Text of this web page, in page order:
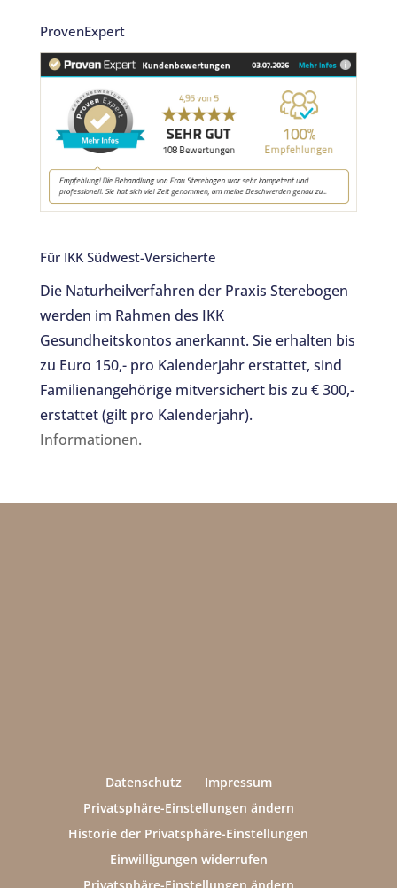
c
e
b
o
o
k
it
te
r
ProvenExpert
Für IKK Südwest-Versicherte
Die Naturheilverfahren der Praxis Sterebogen
werden im Rahmen des IKK
Gesundheitskontos anerkannt. Sie erhalten bis
zu Euro 150,- pro Kalenderjahr erstattet, sind
Familienangehörige mitversichert bis zu € 300,-
erstattet (gilt pro Kalenderjahr).
Informationen.
Datenschutz
Impressum
Privatsphäre-Einstellungen ändern
Historie der Privatsphäre-Einstellungen
Einwilligungen widerrufen